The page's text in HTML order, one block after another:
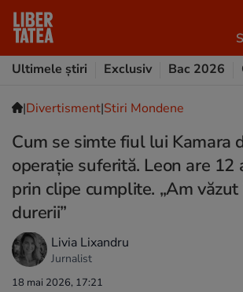
Ultimele știri
Exclusiv Bac 2026
|Divertisment|Stiri Mondene
Cum se simte fiul lui Kamara
operație suferită. Leon are 12
prin clipe cumplite. „Am
durerii”
Livia Lixandru
Jurnalist
18 mai 2026, 17:21